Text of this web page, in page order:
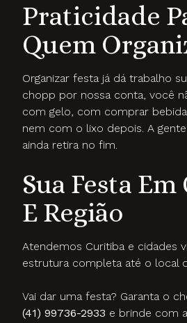
Praticidade
Quem
Organizar festa já dá trabalho
chopp por nossa conta, você
com gelo, com comprar
nem com o lixo depois. A
ainda retira no fim.
Sua Festa
E Região
Atendemos Curitiba e cidades
estrutura completa até o local
Vai dar uma festa? Garanta o
(41) 99736-2933 e brinde com